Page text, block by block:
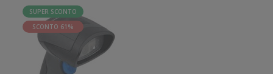
SUPER SCONTO
SCONTO 61%